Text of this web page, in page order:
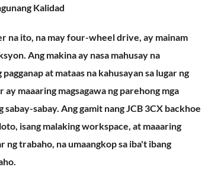
Kalidad
na ito, na may four-wheel drive, ay mainam
Ang makina ay nasa mahusay na
at mataas na kahusayan sa lugar ng
maaaring magsagawa ng parehong mga
sabay. Ang gamit nang JCB 3CX backhoe
isang malaking workspace, at maaaring
ng trabaho, na umaangkop sa iba't ibang